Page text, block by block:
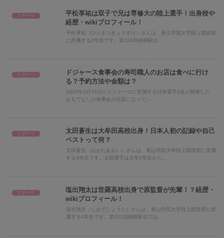
スポーツ
平松享祐は双子で兄は専修大の陸上選手！出身校や
経歴・wikiプロフィール！
平松享祐（ひらまつきょうすけ）さんは、青山学院大学陸上競技部
に所属する2年生です。第100回箱根駅伝...
スポーツ
ドジャース食事会の寿司職人のお店は食べに行け
る？予約方法や金額は？
2025年3月16日にドジャースに所属する日本選手3名が開催した、
おもてなしの食事会が話題になってい...
スポーツ
太田蒼生は大牟田高校出身！日本人初の記録や自己
ベストって何？
太田蒼生（おおたあおい）さんは、青山学院大学陸上競技部に所属
する4年生です。太田選手は大学1年生から...
スポーツ
塩出翔太は世羅高校出身で原監督が先輩！？経歴・
wikiプロフィール！
塩出翔太（しおでしょうた）さんは、青山学院大学陸上競技部に所
属する4年生です。第101回箱根駅伝では...